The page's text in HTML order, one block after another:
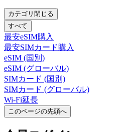
カテゴリ閉じる
すべて
最安eSIM購入
最安SIMカード購入
eSIM (国別)
eSIM (グローバル)
SIMカード (国別)
SIMカード (グローバル)
Wi-Fi延長
このページの先頭へ